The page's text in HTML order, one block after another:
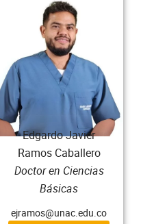
Edgardo Javier
Ramos Caballero
Doctor en Ciencias
Básicas
ejramos@unac.edu.co